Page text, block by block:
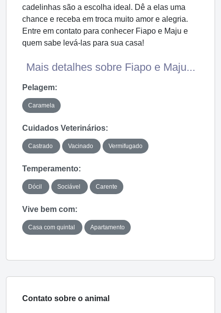
cadelinhas são a escolha ideal. Dê a elas uma
chance e receba em troca muito amor e alegria.
Entre em contato para conhecer Fiapo e Maju e
quem sabe levá-las para sua casa!
Mais detalhes sobre Fiapo e Maju...
Pelagem:
Caramela
Cuidados Veterinários:
Castrado Vacinado Vermifugado
Temperamento:
Dócil Sociável Carente
Vive bem com:
Casa com quintal Apartamento
Contato sobre o animal